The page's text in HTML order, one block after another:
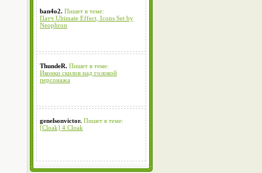
ban4o2. Пишет в теме:
Патч Ultimate Effect, Icons Set by
Neophron
ThundeR. Пишет в теме:
Иконки скилов над головой
персонажа
genelsonvictor. Пишет в теме:
[Cloak] 4 Cloak